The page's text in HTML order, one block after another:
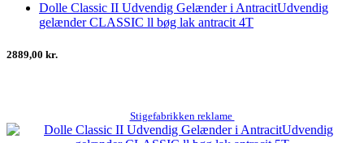
Dolle Classic II Udvendig Gelænder i AntracitUdvendig
gelænder CLASSIC ll bøg lak antracit 4T
2889,00 kr.
Stigefabrikken reklame